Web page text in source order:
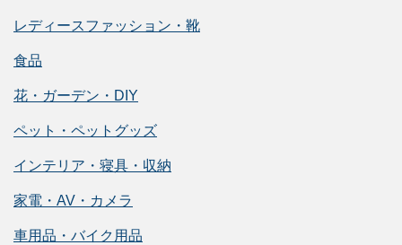
レディースファッション・靴
食品
花・ガーデン・DIY
ペット・ペットグッズ
インテリア・寝具・収納
家電・AV・カメラ
車用品・バイク用品